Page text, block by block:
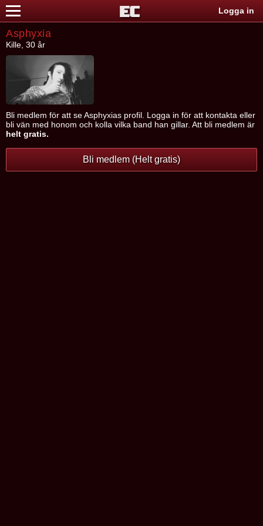
Logga in
Asphyxia
Kille, 30 år
Bli medlem för att se Asphyxias profil. Logga in för att kontakta eller
bli vän med honom och kolla vilka band han gillar. Att bli medlem är
helt gratis.
Bli medlem (Helt gratis)